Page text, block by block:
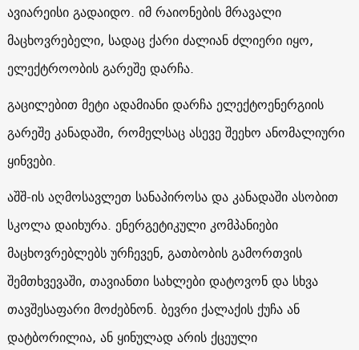
ავიარეისი გადაიდო. იმ რაიონების მრავალი
მაცხოვრებელი, სადაც ქარი ძალიან ძლიერი იყო,
ელექტროობის გარეშე დარჩა.
გაცილებით მეტი ადამიანი დარჩა ელექტოენერგიის
გარეშე კანადაში, რომელსაც ასევე შეეხო ანომალიური
ყინვები.
აშშ-ის აღმოსავლეთ სანაპიროსა და კანადაში ასობით
სკოლა დაიხურა. ენერგეტიკული კომპანიები
მაცხოვრებლებს ურჩევენ, გათბობის გამორთვის
შემთხვევაში, თავიანთი სახლები დატოვონ და სხვა
თავშესაფარი მოძებნონ. ბევრი ქალაქის ქუჩა ან
დატბორილია, ან ყინულად არის ქცეული